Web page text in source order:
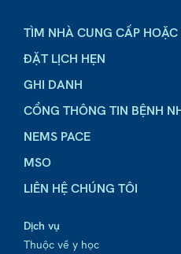
TÌM NHÀ CUNG CẤP
ĐẶT LỊCH HẸN
GHI DANH
CỔNG THÔNG TIN BỆNH
NEMS PACE
MSO
LIÊN HỆ CHÚNG TÔI
Dịch vụ
Thuộc về y học